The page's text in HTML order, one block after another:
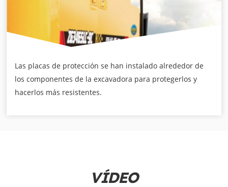
Las placas de protección se han instalado alrededor de
los componentes de la excavadora para protegerlos y
hacerlos más resistentes.
VÍDEO